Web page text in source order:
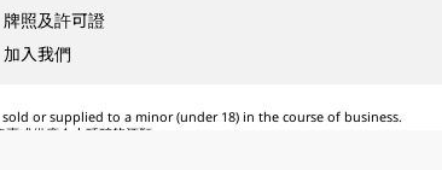
牌照及許可證
加入我們
or supplied to a minor (under 18) in the course of business.
或供應令人醺醉的酒類。